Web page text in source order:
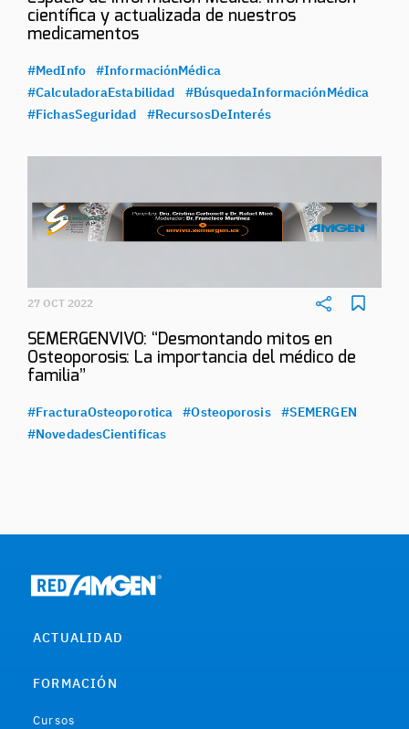
científica y actualizada de nuestros
medicamentos
#MedInfo
#InformaciónMédica
#CalculadoraEstabilidad
#BúsquedaInformaciónMédica
#FichasSeguridad
#RecursosDeInterés
27 OCT 2022
SEMERGENVIVO: “Desmontando mitos en
Osteoporosis: La importancia del médico de
familia”
#FracturaOsteoporotica #Osteoporosis
#SEMERGEN
#NovedadesCientificas
ACTUALIDAD
FORMACIÓN
Cursos